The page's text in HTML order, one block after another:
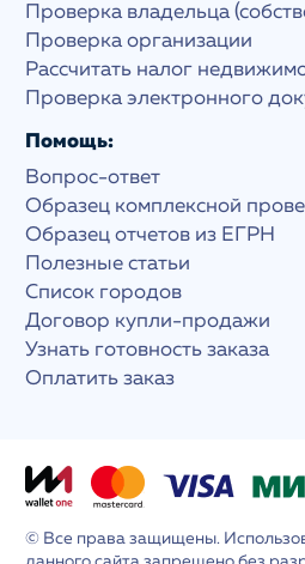
Проверка владельца
Проверка организации
Рассчитать налог
Проверка электронного
Помощь:
Вопрос-ответ
Образец комплексной
Образец отчетов из ЕГРН
Полезные статьи
Список городов
Договор купли-продажи
Узнать готовность заказа
Оплатить заказ
© Все права защищены.